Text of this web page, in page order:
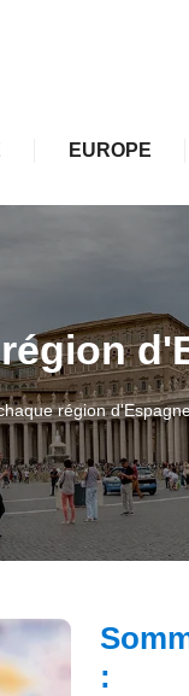
EUROPE
région
: